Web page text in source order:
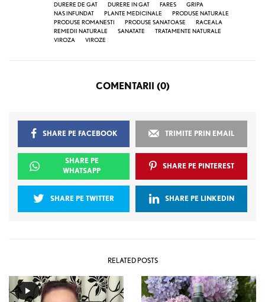
DURERE DE GAT DURERE IN GAT FARES
GRIPA
NAS INFUNDAT
PLANTE MEDICINALE
PRODUSE NATURALE
PRODUSE ROMANESTI
PRODUSE SANATOASE
RACEALA
REMEDII NATURALE
SANATATE
TRATAMENTE NATURALE
VIROZA
VIROZE
COMENTARII (0)
SHARE PE FACEBOOK TRIMITE PRIN EMAIL
SHARE PE
WHATSAPP
SHARE PE PINTEREST
SHARE PE TWITTER SHARE PE LINKEDIN
RELATED POSTS